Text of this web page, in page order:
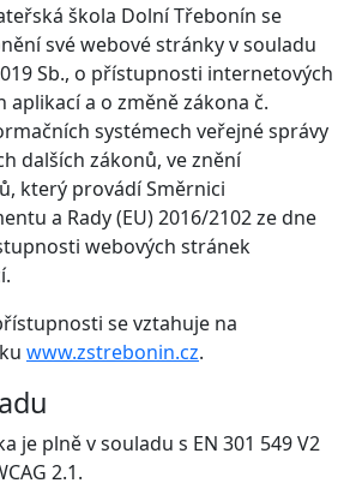
škola Dolní Třebonín se
své webové stránky v souladu
Sb., o přístupnosti internetových
a o změně zákona č.
systémech veřejné správy
dalších zákonů, ve znění
který provádí Směrnici
a Rady (EU) 2016/2102 ze dne
webových stránek
se vztahuje na
www.zstrebonin.cz.
je plně v souladu s EN 301 549 V2
2.1.